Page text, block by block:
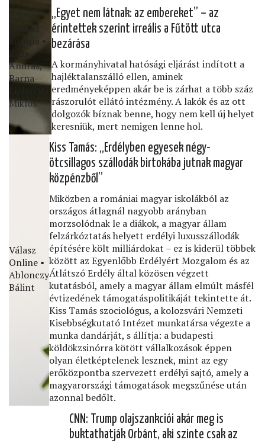
Európa •
Kósa
András,
Barna-
Miklós
„Egyet nem látnak: az embereket” – az
érintettek szerint irreális a Fűtött utca
bezárása
A kormányhivatal hatósági eljárást indított a
hajléktalanszálló ellen, aminek
eredményeképpen akár be is zárhat a több száz
rászorulót ellátó intézmény. A lakók és az ott
dolgozók bíznak benne, hogy nem kell új helyet
keresniük, mert nemigen lenne hol.
Válasz
Online •
Ablonczy
Bálint
Kiss Tamás: „Erdélyben egyesek négy-
ötcsillagos szállodák birtokába jutnak magyar
közpénzből”
Miközben a romániai magyar iskolákból az
országos átlagnál nagyobb arányban
morzsolódnak le a diákok, a magyar állam
felzárkóztatás helyett erdélyi luxusszállodák
építésére költ milliárdokat – ez is kiderül többek
között az Egyenlőbb Erdélyért Mozgalom és az
Átlátszó Erdély által közösen végzett
kutatásból, amely a magyar állam elmúlt másfél
évtizedének támogatáspolitikáját tekintette át.
Kiss Tamás szociológus, a kolozsvári Nemzeti
Kisebbségkutató Intézet munkatársa végezte a
munka dandárját, s állítja: a budapesti
köldökzsinórra kötött vállalkozások éppen
olyan életképtelenek lesznek, mint az egy
erőközpontba szervezett erdélyi sajtó, amely a
magyarországi támogatások megszűnése után
azonnal bedőlt.
CNN: Trump olajszankciói akár meg is
buktathatják Orbánt, aki szinte csak az